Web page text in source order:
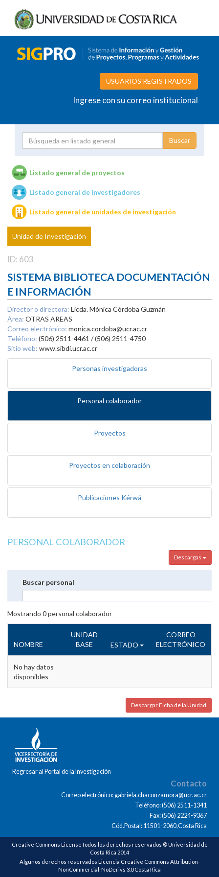
USUARIOS REGISTRADOS
Ingrese con su correo institucional
Unidades de investigación
Listado general de proyectos
Listado general de investigadores
Listado general de unidades de investigación
Unidad de Investigación
ID: 603
SISTEMA BIBLIOTECA DOCUMENTACIÓN
E INFORMACIÓN
Director o directora: Licda. Mónica Córdoba Guzmán
Área: OTRAS AREAS
Correo electrónico: monica.cordoba@ucr.ac.cr
Teléfono: (506) 2511-4461 / (506) 2511-4750
Sitio web: www.sibdi.ucr.ac.cr
Personas investigadoras
Personal colaborador
Proyectos
Proyectos en colaboración
Publicaciones Kérwá
PERSONAL COLABORADOR
Descargas
Buscar personal
Mostrando 0personal colaborador
NOMBRE
UNIDAD
BASE
ESTADO
CORREO
ELECTRÓNICO
No hay datos
disponibles
Descargar Ficha de la Unidad
Regresar al Portal de la Investigación
Contacto
Correo electrónico: gabriela.chaconzamora@ucr.ac.cr
Teléfono: (506) 2511-1341
Fax: (506) 2224-9367
Cód.Postal: 11501-2060,Costa Rica
Creative Commons LicenseTodos los derechos reservados © Universidad de
Costa Rica 2014
Algunos derechos reservados Licencia Creative Commons Attribution-
NonCommercial-NoDerivs 3.0 Costa Rica